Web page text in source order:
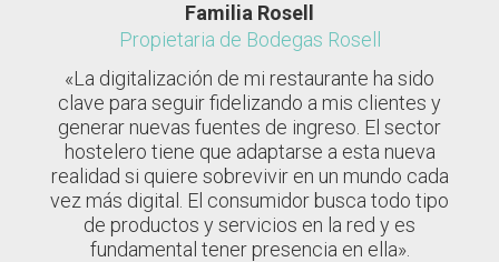
Familia Rosell
Propietaria de Bodegas Rosell
«La digitalización de mi restaurante ha sido
clave para seguir fidelizando a mis clientes y
generar nuevas fuentes de ingreso. El sector
hostelero tiene que adaptarse a esta nueva
realidad si quiere sobrevivir en un mundo cada
vez más digital. El consumidor busca todo tipo
de productos y servicios en la red y es
fundamental tener presencia en ella».
Íñigo Urrechu
Propietario y chef de los restaurantes
«He ganado clientes fieles, que se han
convertido en grandes amigos, gracias a las
redes sociales. Desde que abrí mi primer
restaurante en Madrid han sido muchos los
cambios que he ido implementando. Todos y
cada uno de ellos encaminados a mejorar no
solo mi oferta gastronómica, sino el servicio